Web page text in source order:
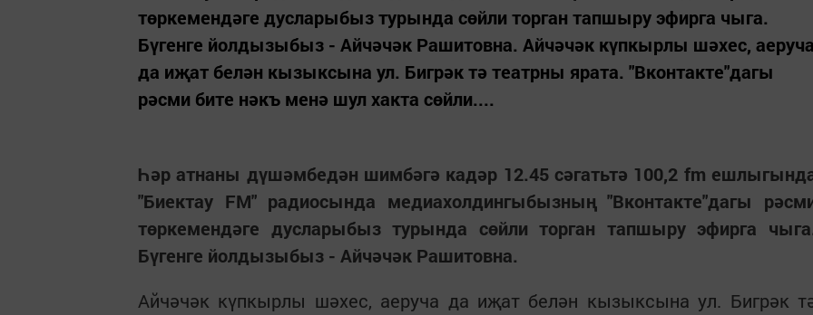
төркемендәге дусларыбыз турында сөйли торган тапшыру эфирга чыга.
Бүгенге йолдызыбыз - Айчәчәк Рашитовна. Айчәчәк күпкырлы шәхес,
да иҗат белән кызыксына ул. Бигрәк тә театрны ярата. "Вконтакте"дагы
рәсми бите нәкъ менә шул хакта сөйли....
Һәр атнаны дүшәмбедән шимбәгә кадәр 12.45 сәгатьтә 100,2 fm
"Биектау FM" радиосында медиахолдингыбызның "Вконтакте"дагы
төркемендәге дусларыбыз турында сөйли торган тапшыру эфирга
Бүгенге йолдызыбыз - Айчәчәк Рашитовна.
Айчәчәк күпкырлы шәхес, аеруча да иҗат белән кызыксына ул. Бигрәк